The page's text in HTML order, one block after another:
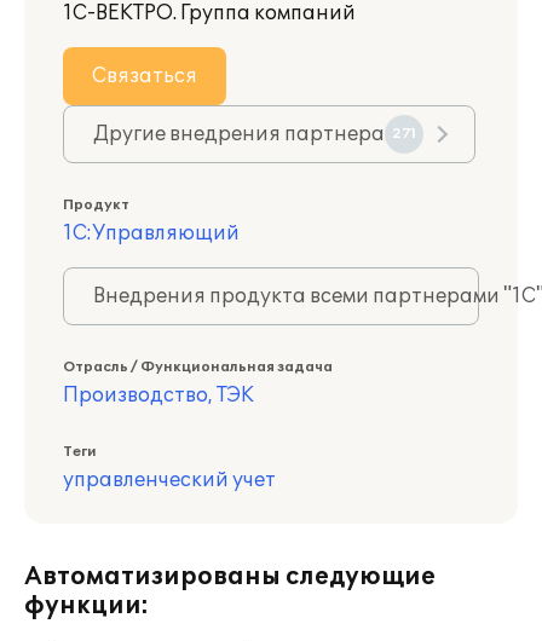
1С-ВЕКТРО. Группа компаний
Связаться
Другие внедрения партнера 271
Продукт
1С:Управляющий
Внедрения продукта всеми партнерами
Отрасль / Функциональная задача
Производство, ТЭК
Теги
управленческий учет
Автоматизированы следующие
функции: